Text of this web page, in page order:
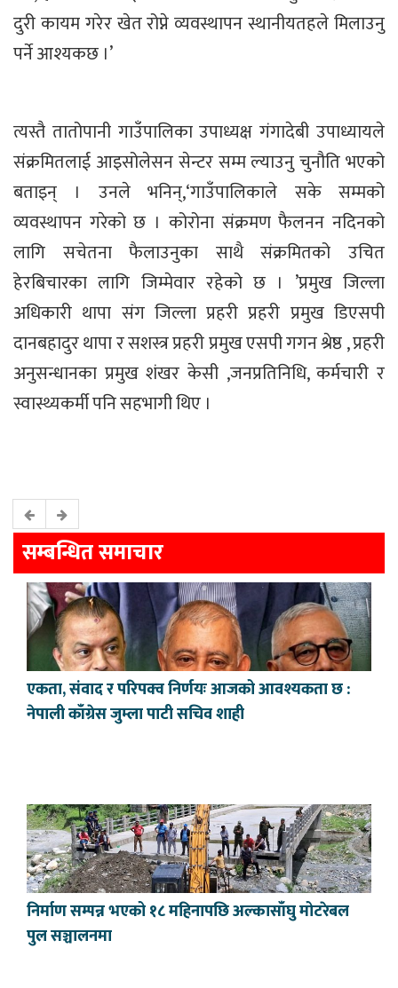
दुरी कायम गरेर खेत रोप्ने व्यवस्थापन स्थानीयतहले मिलाउनु
पर्ने आश्यकछ ।’
त्यस्तै तातोपानी गाउँपालिका उपाध्यक्ष गंगादेबी उपाध्यायले
संक्रमितलाई आइसोलेसन सेन्टर सम्म ल्याउनु चुनौति भएको
बताइन् । उनले भनिन्,‘गाउँपालिकाले सके सम्मको
व्यवस्थापन गरेको छ । कोरोना संक्रमण फैलनन नदिनको
लागि सचेतना फैलाउनुका साथै संक्रमितको उचित
हेरबिचारका लागि जिम्मेवार रहेको छ । ’प्रमुख जिल्ला
अधिकारी थापा संग जिल्ला प्रहरी प्रहरी प्रमुख डिएसपी
दानबहादुर थापा र सशस्त्र प्रहरी प्रमुख एसपी गगन श्रेष्ठ , प्रहरी
अनुसन्धानका प्रमुख शंखर केसी ,जनप्रतिनिधि, कर्मचारी र
स्वास्थ्यकर्मी पनि सहभागी थिए ।
सम्बन्धित समाचार
एकता, संवाद र परिपक्व निर्णयः आजको आवश्यकता छ :
नेपाली काँग्रेस जुम्ला पाटी सचिव शाही
निर्माण सम्पन्न भएको १८ महिनापछि अल्कासाँघु मोटरेबल
पुल सञ्चालनमा